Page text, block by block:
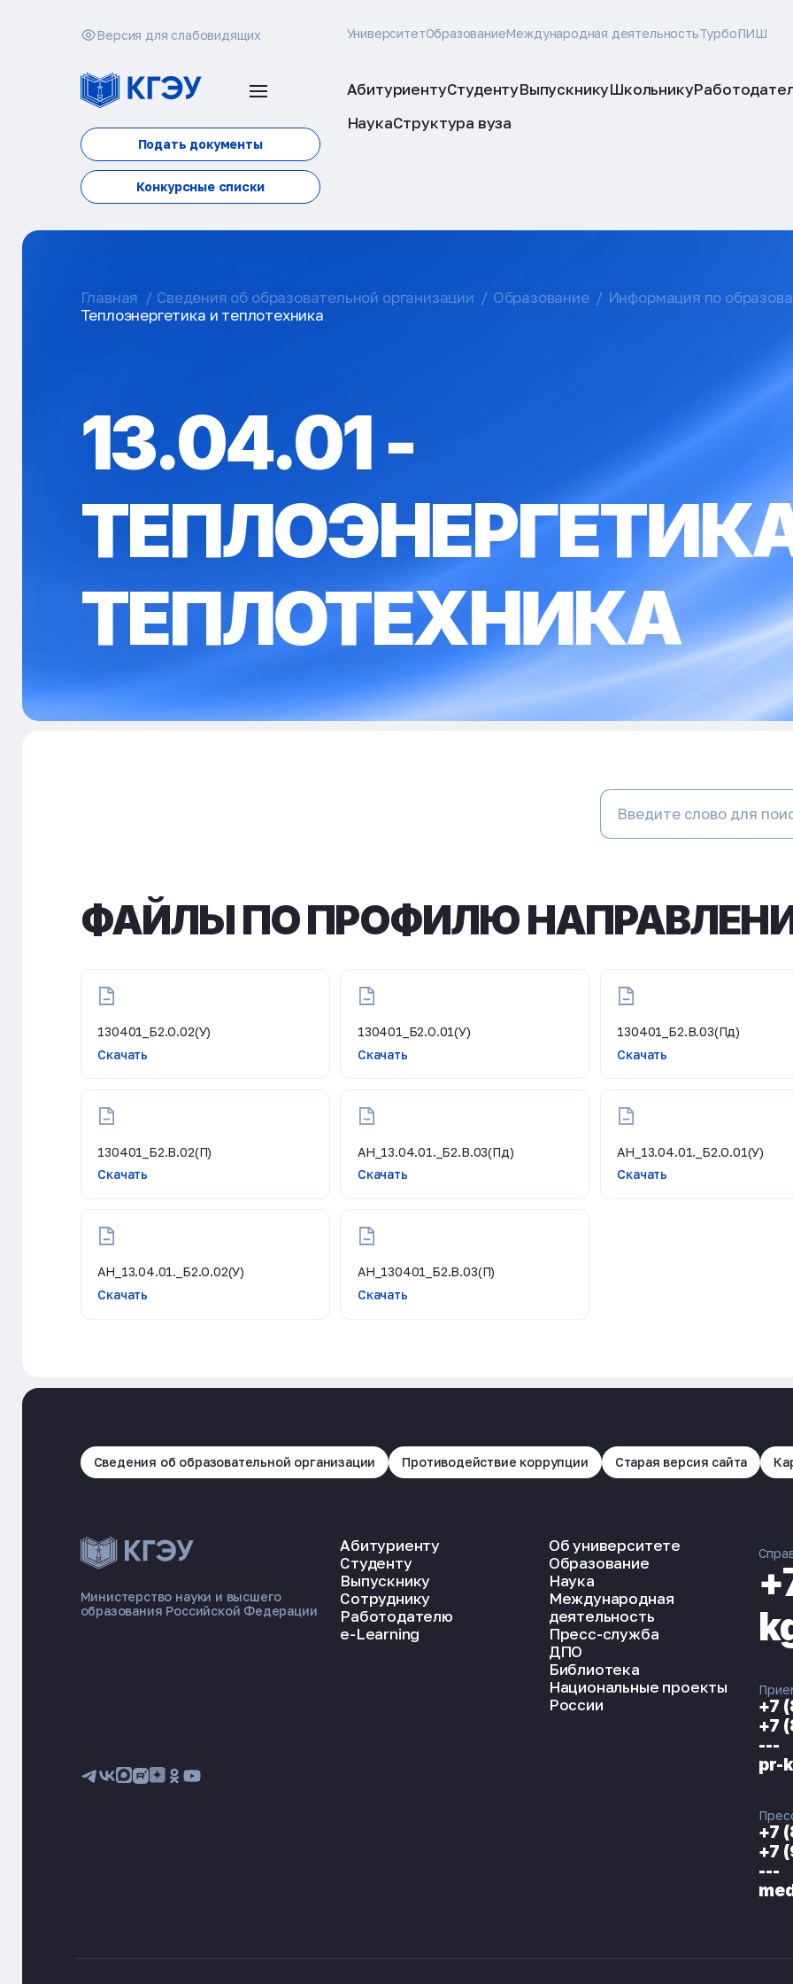
Версия для слабовидящих УниверситетОбразованиеМеждународная деятельностьТурбоПИШ
Подать документы
Конкурсные списки
АбитуриентуСтудентуВыпускникуШкольнику
НаукаСтруктура вуза
Главная Сведения об образовательной организации Образование
Информация по
Теплоэнергетика и теплотехника
13.04.01 -
ТЕПЛОТЕХНИКА
ФАЙЛЫ ПО ПРОФИЛЮ
130401_Б2.О.02(У)
Скачать
130401_Б2.О.01(У)
Скачать
130401_Б2.В.03(Пд)
Скачать
130401_Б2.В.02(П)
Скачать
АН_13.04.01._Б2.В.03(Пд)
Скачать
АН_13.04.01._Б2.О.01(У)
Скачать
АН_13.04.01._Б2.О.02(У)
Скачать
АН_130401_Б2.В.03(П)
Скачать
Сведения об образовательной организации Противодействие коррупции Старая версия сайта
Министерство науки и высшего
образования Российской Федерации
Абитуриенту
Студенту
Выпускнику
Сотруднику
Работодателю
e-Learning
Об университете
Образование
Наука
Международная
деятельность
Пресс-служба
ДПО
Библиотека
Национальные проекты
России
+7
+7
---
pr-
+7
+7
---